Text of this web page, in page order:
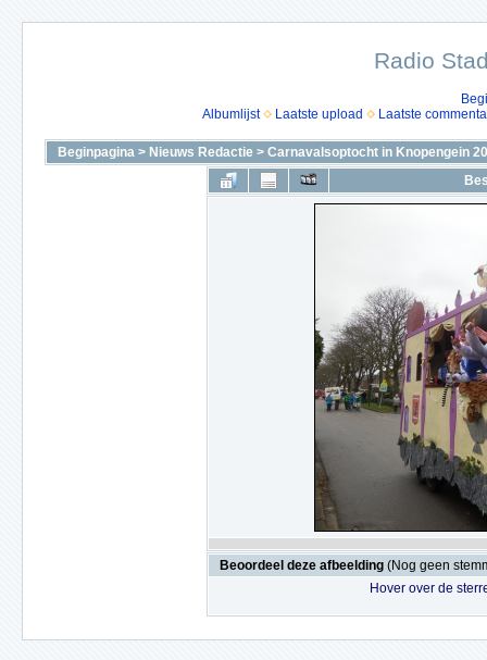
Radio
Albumlijst
Laatste upload Laatste
Beginpagina > Nieuws Redactie > Carnavalsoptocht in Knopengein
Beoordeel deze afbeelding (Nog geen
Hover over de